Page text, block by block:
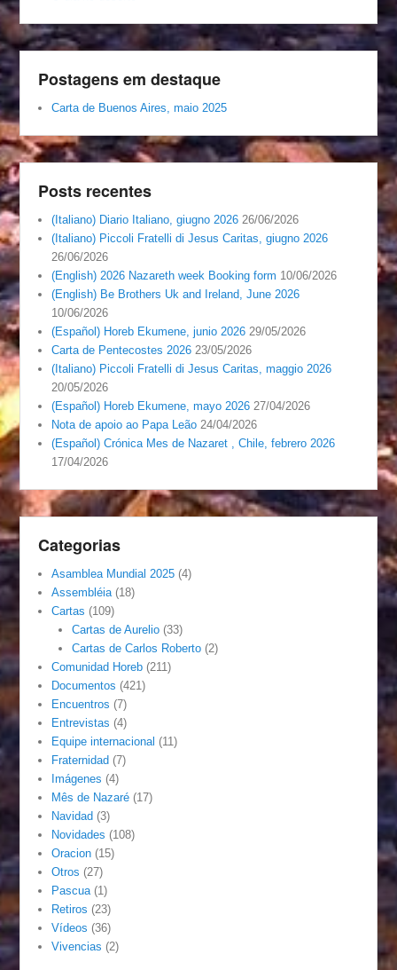
Postagens em destaque
Carta de Buenos Aires, maio 2025
Posts recentes
(Italiano) Diario Italiano, giugno 2026 26/06/2026
(Italiano) Piccoli Fratelli di Jesus Caritas, giugno 2026
26/06/2026
(English) 2026 Nazareth week Booking form 10/06/2026
(English) Be Brothers Uk and Ireland, June 2026
10/06/2026
(Español) Horeb Ekumene, junio 2026 29/05/2026
Carta de Pentecostes 2026 23/05/2026
(Italiano) Piccoli Fratelli di Jesus Caritas, maggio 2026
20/05/2026
(Español) Horeb Ekumene, mayo 2026 27/04/2026
Nota de apoio ao Papa Leão 24/04/2026
(Español) Crónica Mes de Nazaret , Chile, febrero 2026
17/04/2026
Categorias
Asamblea Mundial 2025 (4)
Assembléia (18)
Cartas (109)
Cartas de Aurelio(33)
Cartas de Carlos Roberto(2)
Comunidad Horeb (211)
Documentos (421)
Encuentros (7)
Entrevistas (4)
Equipe internacional (11)
Fraternidad (7)
Imágenes (4)
Mês de Nazaré (17)
Navidad (3)
Novidades (108)
Oracion (15)
Otros (27)
Pascua (1)
Retiros (23)
Vídeos (36)
Vivencias (2)